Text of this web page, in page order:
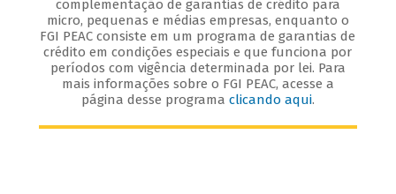
complementação de garantias de crédito para
micro, pequenas e médias empresas, enquanto o
FGI PEAC consiste em um programa de garantias de
crédito em condições especiais e que funciona por
períodos com vigência determinada por lei. Para
mais informações sobre o FGI PEAC, acesse a
página desse programa clicando aqui.